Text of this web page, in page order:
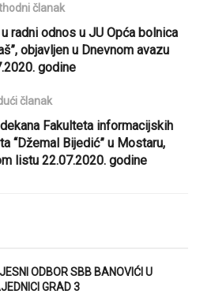
članak
radni odnos u JU Opća bolnica
objavljen u Dnevnom avazu
godine
članak
Fakulteta informacijskih
“Džemal Bijedić” u Mostaru,
listu 22.07.2020. godine
ODBOR SBB BANOVIĆI U
GRAD 3